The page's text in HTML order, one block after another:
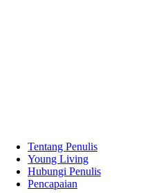
Tentang Penulis
Young Living
Hubungi Penulis
Pencapaian